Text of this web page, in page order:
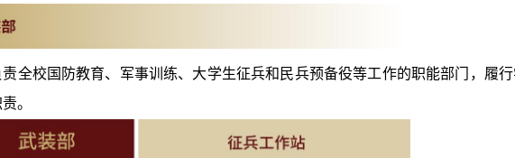
责全校国防教育、军事训练、大学生征兵和民兵预备役等工作的职能部门，履
。